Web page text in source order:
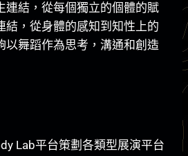
連結，從每個獨立的個體的賦
結，從身體的感知到知性上的
以舞蹈作為思考，溝通和創造
Lab平台策劃各類型展演平台